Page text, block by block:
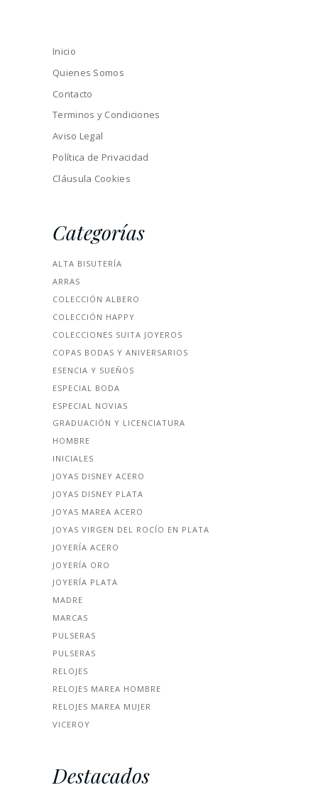
Inicio
Quienes Somos
Contacto
Terminos y Condiciones
Aviso Legal
Política de Privacidad
Cláusula Cookies
Categorías
ALTA BISUTERÍA
ARRAS
COLECCIÓN ALBERO
COLECCIÓN HAPPY
COLECCIONES SUITA JOYEROS
COPAS BODAS Y ANIVERSARIOS
ESENCIA Y SUEÑOS
ESPECIAL BODA
ESPECIAL NOVIAS
GRADUACIÓN Y LICENCIATURA
HOMBRE
INICIALES
JOYAS DISNEY ACERO
JOYAS DISNEY PLATA
JOYAS MAREA ACERO
JOYAS VIRGEN DEL ROCÍO EN PLATA
JOYERÍA ACERO
JOYERÍA ORO
JOYERÍA PLATA
MADRE
MARCAS
PULSERAS
PULSERAS
RELOJES
RELOJES MAREA HOMBRE
RELOJES MAREA MUJER
VICEROY
Destacados